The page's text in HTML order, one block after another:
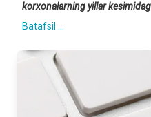
korxonalarning yillar
Batafsil ...